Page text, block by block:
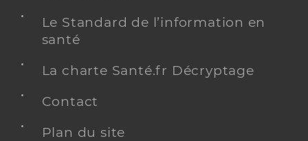
Le Standard de l’information en
santé
La charte Santé.fr Décryptage
Contact
Plan du site